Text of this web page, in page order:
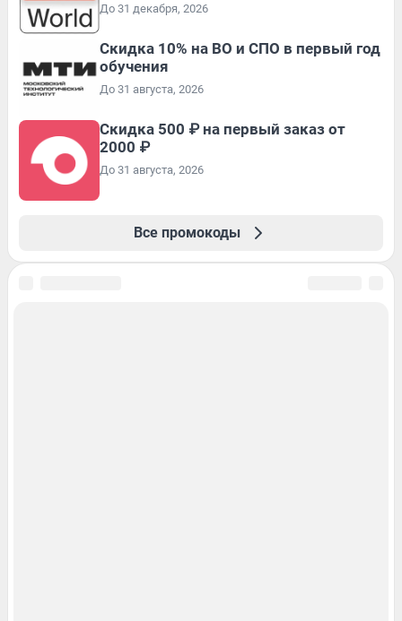
До 31 декабря, 2026
Скидка 10% на ВО и СПО в первый год
обучения
До 31 августа, 2026
Скидка 500 ₽ на первый заказ от
2000 ₽
До 31 августа, 2026
Все промокоды